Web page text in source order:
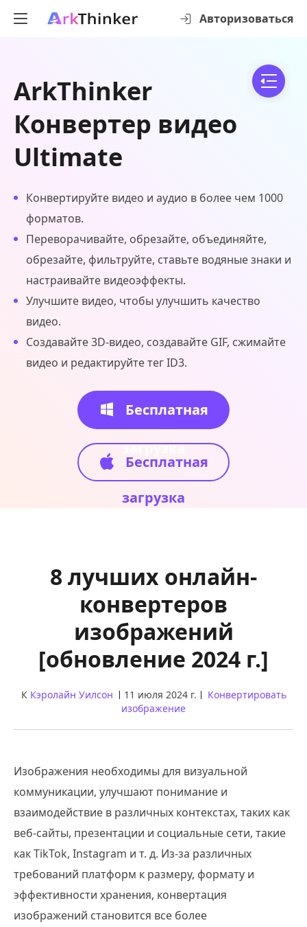
Авторизоваться
ArkThinker
Конвертер видео
Ultimate
Конвертируйте видео и аудио в более чем 1000
форматов.
Переворачивайте, обрезайте, объединяйте,
обрезайте, фильтруйте, ставьте водяные знаки и
настраивайте видеоэффекты.
Улучшите видео, чтобы улучшить качество
видео.
Создавайте 3D-видео, создавайте GIF, сжимайте
видео и редактируйте тег ID3.
Бесплатная
загрузка
Бесплатная
загрузка
8 лучших онлайн-
конвертеров
изображений
[обновление 2024 г.]
К Кэролайн Уилсон 11 июля 2024 г.
Конвертировать
изображение
Изображения необходимы для визуальной
коммуникации, улучшают понимание и
взаимодействие в различных контекстах, таких как
веб-сайты, презентации и социальные сети, такие
как TikTok, Instagram и т. д. Из-за различных
требований платформ к размеру, формату и
эффективности хранения, конвертация
изображений становится все более